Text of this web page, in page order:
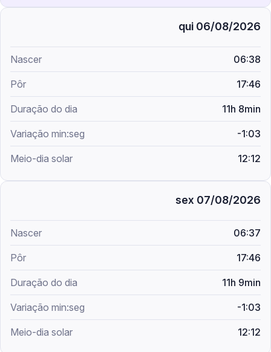
qui 06/08/2026
06:38
17:46
11h 8min
-1:03
12:12
sex 07/08/2026
06:37
17:46
11h 9min
-1:03
12:12